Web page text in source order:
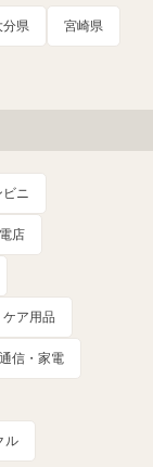
分県 宮崎県
ニ
店
ア用品
信・家電
ル